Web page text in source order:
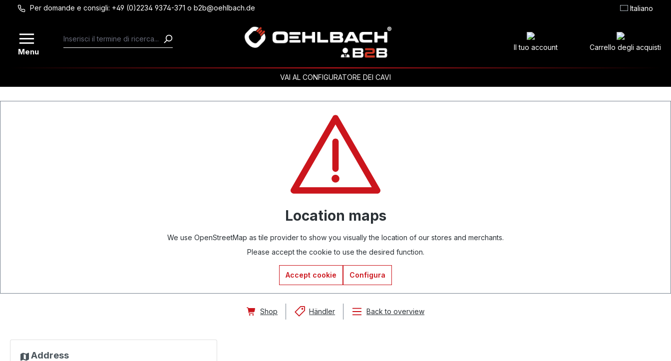
Passa al contenuto principale
Per domande e consigli: +49 (0)2234 9374-371 o b2b@oehlbach.de Italiano
Menu Il tuo account Carrello degli acquisti
VAI AL CONFIGURATORE DEI CAVI
Location maps
We use OpenStreetMap as tile provider to show you visually the location of our stores and merchants.
Please accept the cookie to use the desired function.
Accept cookie Configura
Shop Händler Back to overview
Address